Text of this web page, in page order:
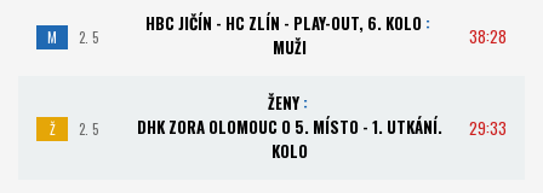
M 2. 5
HBC JIČÍN - HC ZLÍN - PLAY-OUT, 6. KOLO :
MUŽI
38:28
Ž 2. 5
ŽENY :
DHK ZORA OLOMOUC O 5. MÍSTO - 1. UTKÁNÍ.
KOLO
29:33